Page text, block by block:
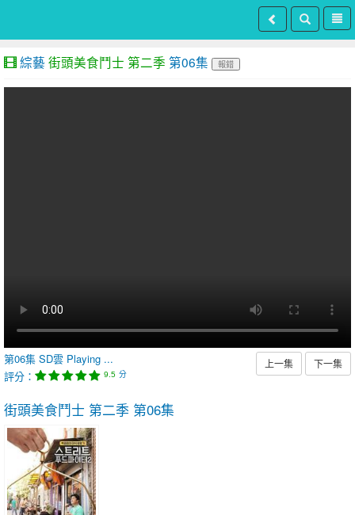
綜藝 街頭美食鬥士 第二季 第06集 報錯
第06集 SD雲 Playing ...
評分：
9.5 分
上一集 下一集
街頭美食鬥士 第二季 第06集